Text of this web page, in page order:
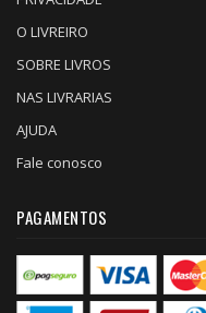
O LIVREIRO
SOBRE LIVROS
NAS LIVRARIAS
AJUDA
Fale conosco
PAGAMENTOS